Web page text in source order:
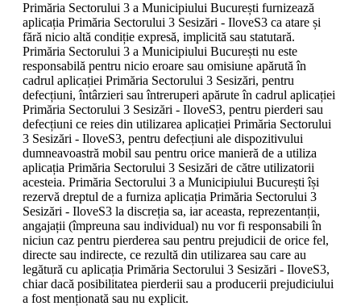
Primăria Sectorului 3 a Municipiului București furnizează
aplicația Primăria Sectorului 3 Sesizări - IloveS3 ca atare și
fără nicio altă condiție expresă, implicită sau statutară.
Primăria Sectorului 3 a Municipiului București nu este
responsabilă pentru nicio eroare sau omisiune apărută în
cadrul aplicației Primăria Sectorului 3 Sesizări, pentru
defecțiuni, întârzieri sau întreruperi apărute în cadrul aplicației
Primăria Sectorului 3 Sesizări - IloveS3, pentru pierderi sau
defecțiuni ce reies din utilizarea aplicației Primăria Sectorului
3 Sesizări - IloveS3, pentru defecțiuni ale dispozitivului
dumneavoastră mobil sau pentru orice manieră de a utiliza
aplicația Primăria Sectorului 3 Sesizări de către utilizatorii
acesteia. Primăria Sectorului 3 a Municipiului București își
rezervă dreptul de a furniza aplicația Primăria Sectorului 3
Sesizări - IloveS3 la discreția sa, iar aceasta, reprezentanții,
angajații (împreuna sau individual) nu vor fi responsabili în
niciun caz pentru pierderea sau pentru prejudicii de orice fel,
directe sau indirecte, ce rezultă din utilizarea sau care au
legătură cu aplicația Primăria Sectorului 3 Sesizări - IloveS3,
chiar dacă posibilitatea pierderii sau a producerii prejudiciului
a fost menționată sau nu explicit.